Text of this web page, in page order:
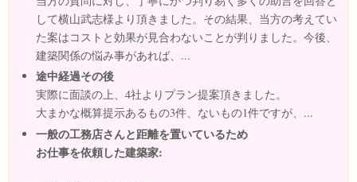
して横山武志様より頂きました。その結果、当方の考えてい
た案はコストと効果が見合わないことが判りました。今後、
建築関係の悩み事があれば、...
途中経過その後
実際に面談の上、4社よりプラン提案頂きました。
大まかな概算提示あるもの3件、ないもの1件ですが、...
一般の工務店さんと距離を置いているため
お仕事を依頼した建築家: